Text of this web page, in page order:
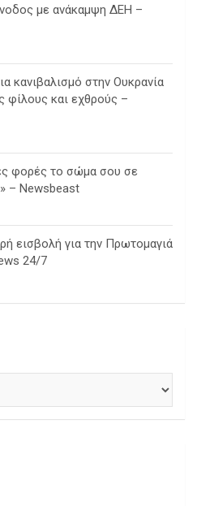
με ανάκαμψη ΔΕΗ –
κανιβαλισμό στην Ουκρανία
και εχθρούς –
φορές το σώμα σου σε
– Newsbeast
εισβολή για την Πρωτομαγιά
24/7